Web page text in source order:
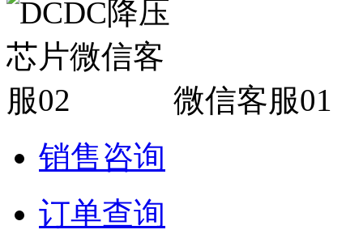
微信客服01
销售咨询
订单查询